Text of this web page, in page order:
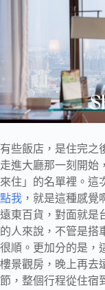
有些飯店，是住完之
走進大廳那一刻開始
來住」的名單裡。這
點我 ，就是這種感
遠東百貨，對面就是
的人來說，不管是搭
很順。更加分的是，
樓景觀房，晚上再去
節，整個行程從住宿